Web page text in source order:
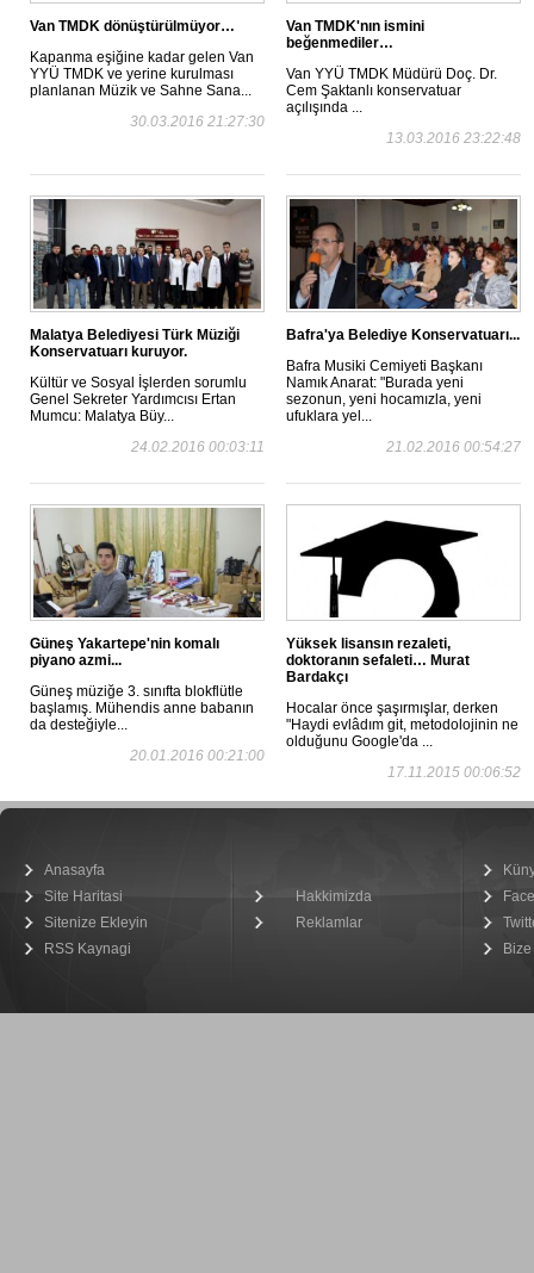
Van TMDK dönüştürülmüyor…
Kapanma eşiğine kadar gelen Van
YYÜ TMDK ve yerine kurulması
planlanan Müzik ve Sahne Sana...
30.03.2016 21:27:30
Van TMDK'nın ismini
beğenmediler…
Van YYÜ TMDK Müdürü Doç. Dr.
Cem Şaktanlı konservatuar
açılışında ...
13.03.2016 23:22:48
Malatya Belediyesi Türk Müziği
Konservatuarı kuruyor.
Kültür ve Sosyal İşlerden sorumlu
Genel Sekreter Yardımcısı Ertan
Mumcu: Malatya Büy...
24.02.2016 00:03:11
Bafra'ya Belediye Konservatuarı...
Bafra Musiki Cemiyeti Başkanı
Namık Anarat: "Burada yeni
sezonun, yeni hocamızla, yeni
ufuklara yel...
21.02.2016 00:54:27
Güneş Yakartepe'nin komalı
piyano azmi...
Güneş müziğe 3. sınıfta blokflütle
başlamış. Mühendis anne babanın
da desteğiyle...
20.01.2016 00:21:00
Yüksek lisansın rezaleti,
doktoranın sefaleti… Murat
Bardakçı
Hocalar önce şaşırmışlar, derken
"Haydi evlâdım git, metodolojinin ne
olduğunu Google'da ...
17.11.2015 00:06:52
Anasayfa
Site Haritasi
Sitenize Ekleyin
RSS Kaynagi
Hakkimizda
Reklamlar